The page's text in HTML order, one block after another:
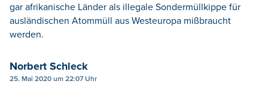
gar afrikanische Länder als illegale Sondermüllkippe für
ausländischen Atommüll aus Westeuropa mißbraucht
werden.
Norbert Schleck
25. Mai 2020 um 22:07 Uhr